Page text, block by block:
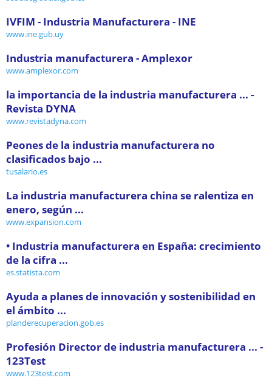
IVFIM - Industria Manufacturera - INE
www.ine.gub.uy
Industria manufacturera - Amplexor
www.amplexor.com
la importancia de la industria manufacturera ... -
Revista DYNA
www.revistadyna.com
Peones de la industria manufacturera no
clasificados bajo ...
tusalario.es
La industria manufacturera china se ralentiza en
enero, según ...
www.expansion.com
• Industria manufacturera en España: crecimiento
de la cifra ...
es.statista.com
Ayuda a planes de innovación y sostenibilidad en
el ámbito ...
planderecuperacion.gob.es
Profesión Director de industria manufacturera ... -
123Test
www.123test.com